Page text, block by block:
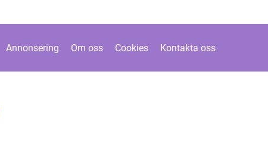
Annonsering Om oss Cookies Kontakta oss